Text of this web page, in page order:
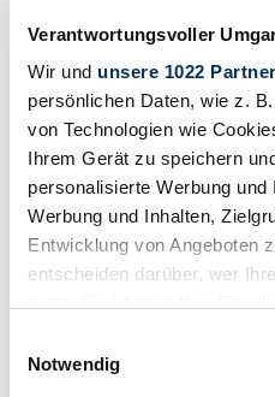
Verantwortungsvoller
Wir und unsere 1022 Partner
persönlichen Daten, wie z.
von Technologien wie
Ihrem Gerät zu speichern
personalisierte Werbung
Werbung und Inhalten,
Entwicklung von Angeboten
entscheiden darüber, wer
Trigger Symbol ändern oder
Notwendig